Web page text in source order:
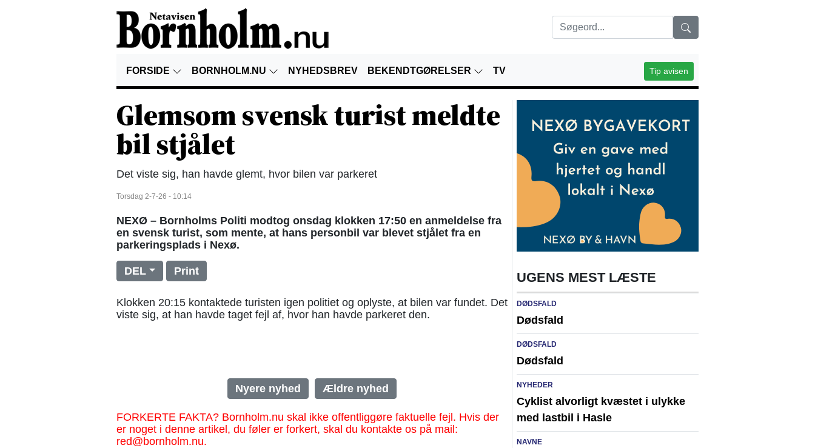
FORSIDE BORNHOLM.NU NYHEDSBREV BEKENDTGØRELSER TV Tip avisen
Glemsom svensk turist meldte
bil stjålet
Det viste sig, han havde glemt, hvor bilen var parkeret
Torsdag 2-7-26 - 10:14
NEXØ – Bornholms Politi modtog onsdag klokken 17:50 en anmeldelse fra
en svensk turist, som mente, at hans personbil var blevet stjålet fra en
parkeringsplads i Nexø.
DEL Print
Klokken 20:15 kontaktede turisten igen politiet og oplyste, at bilen var fundet. Det
viste sig, at han havde taget fejl af, hvor han havde parkeret den.
Nyere nyhed Ældre nyhed
FORKERTE FAKTA? Bornholm.nu skal ikke offentliggøre faktuelle fejl. Hvis der
er noget i denne artikel, du føler er forkert, skal du kontakte os på mail:
red@bornholm.nu.
UGENS MEST LÆSTE
DØDSFALD
Dødsfald
DØDSFALD
Dødsfald
NYHEDER
Cyklist alvorligt kvæstet i ulykke
med lastbil i Hasle
NAVNE